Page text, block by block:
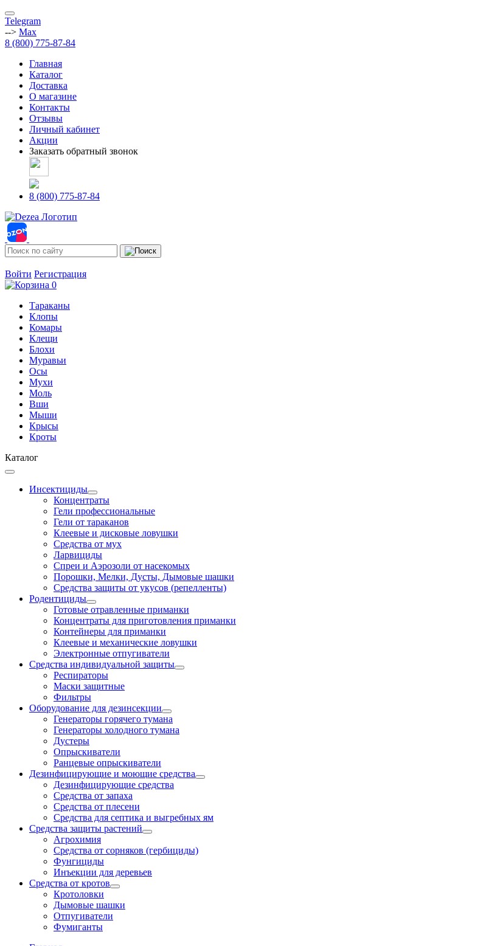
Telegram
--> Max
8 (800) 775-87-84
Главная
Каталог
Доставка
О магазине
Контакты
Отзывы
Личный кабинет
Акции
Заказать обратный звонок
8 (800) 775-87-84
Войти Регистрация
0
Тараканы
Клопы
Комары
Клещи
Блохи
Муравьи
Осы
Мухи
Моль
Вши
Мыши
Крысы
Кроты
Каталог
Инсектициды
Концентраты
Гели профессиональные
Гели от тараканов
Клеевые и дисковые ловушки
Средства от мух
Ларвициды
Спреи и Аэрозоли от насекомых
Порошки, Мелки, Дусты, Дымовые шашки
Средства защиты от укусов (репелленты)
Родентициды
Готовые отравленные приманки
Концентраты для приготовления приманки
Контейнеры для приманки
Клеевые и механические ловушки
Электронные отпугиватели
Средства индивидуальной защиты
Респираторы
Маски защитные
Фильтры
Оборудование для дезинсекции
Генераторы горячего тумана
Генераторы холодного тумана
Дустеры
Опрыскиватели
Ранцевые опрыскиватели
Дезинфицирующие и моющие средства
Дезинфицирующие средства
Средства от запаха
Средства от плесени
Средства для септика и выгребных ям
Средства защиты растений
Агрохимия
Средства от сорняков (гербициды)
Фунгициды
Инъекции для деревьев
Средства от кротов
Кротоловки
Дымовые шашки
Отпугиватели
Фумиганты